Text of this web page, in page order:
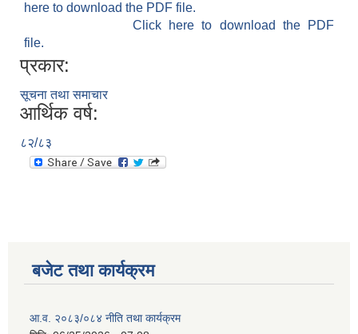
here to download the PDF file.
Click here to download the PDF
file.
प्रकार:
सूचना तथा समाचार
आर्थिक वर्ष:
८२/८३
बजेट तथा कार्यक्रम
आ.व. २०८३/०८४ नीति तथा कार्यक्रम